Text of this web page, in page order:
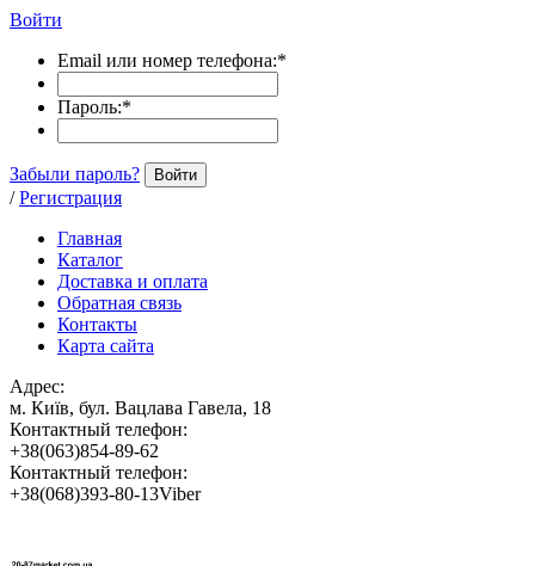
Войти
Email или номер телефона:*
Пароль:*
Забыли пароль? Войти
/ Регистрация
Главная
Каталог
Доставка и оплата
Обратная связь
Контакты
Карта сайта
Адрес:
м. Київ, бул. Вацлава Гавела, 18
Контактный телефон:
+38(063)854-89-62
Контактный телефон:
+38(068)393-80-13Viber